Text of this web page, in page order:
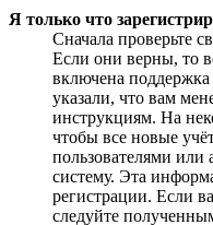
Я только что
Сначала проверьте
Если они верны, то
включена
указали, что вам
инструкциям. На
чтобы все новые
пользователями или
систему. Эта
регистрации. Если
следуйте